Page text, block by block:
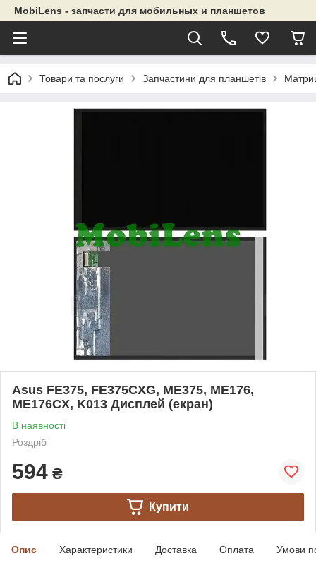
MobiLens - запчасти для мобильных и планшетов
Товари та послуги Запчастини для планшетів
Asus FE375, FE375CXG, ME375, ME176,
ME176CX, K013 Дисплей (екран)
В наявності
Роздріб
594 ₴
Купити
Опис Характеристики Доставка Оплата Умови